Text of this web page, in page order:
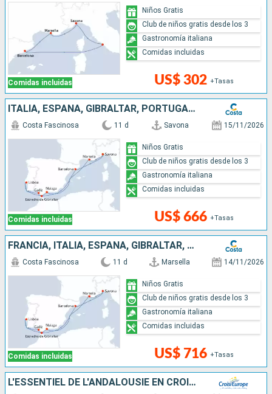
Comidas incluidas US$ 302 +Tasas
Niños Gratis
Club de niños gratis desde los 3
Gastronomía italiana
Comidas incluidas
ITALIA, ESPAÑA, GIBRALTAR, PORTUGAL, FRANCIA
Comidas incluidas
Costa Fascinosa 11 d Savona 15/11/2026
US$ 666 +Tasas
Niños Gratis
Club de niños gratis desde los 3
Gastronomía italiana
Comidas incluidas
FRANCIA, ITALIA, ESPAÑA, GIBRALTAR, PORTUGAL
Comidas incluidas
Costa Fascinosa 11 d Marsella 14/11/2026
US$ 716 +Tasas
Niños Gratis
Club de niños gratis desde los 3
Gastronomía italiana
Comidas incluidas
L'ESSENTIEL DE L'ANDALOUSIE EN CROISIÈRE: SÉVILLE, CADIX ET VILLAGES ANDALOUS ; LA DOUCEUR DE VIVRE ESPAGNOLE